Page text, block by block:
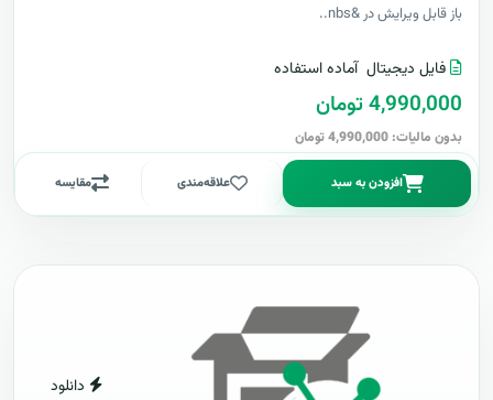
باز قابل ویرایش در &nbs..
فایل دیجیتال آماده استفاده
4,990,000 تومان
بدون مالیات: 4,990,000 تومان
افزودن به سبد علاقه‌مندی مقایسه
دانلود